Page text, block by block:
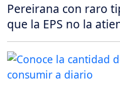
Pereirana con raro
que la EPS no la